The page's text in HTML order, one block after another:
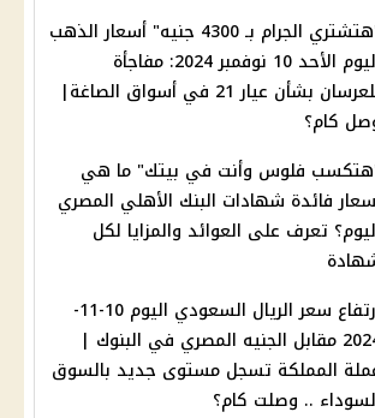
"هتشتري الجرام بـ 4300 جنيه" أسعار الذهب
اليوم الأحد 10 نوفمبر 2024: مفاجأة
للعرسان بشأن عيار 21 في أسواق الصاغة|
كام؟
فلوس وأنت في بيتك" ما هي
فائدة شهادات البنك الأهلي المصري
تعرف على العوائد والمزايا لكل
ارتفاع سعر الريال السعودي اليوم 10-11-
2024 مقابل الجنيه المصري في البنوك |
المملكة تسجل مستوى جديد بالسوق
.. وصلت كام؟